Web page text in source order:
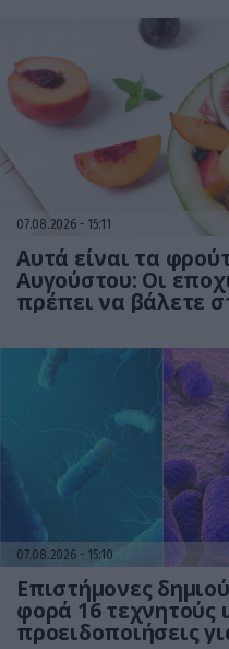
07.08.2026 15:11
Αυτά είναι τα
Αυγούστου: Οι
πρέπει να βάλετε
07.08.2026 15:10
Επιστήμονες
φορά 16 τεχνητούς
προειδοποιήσεις